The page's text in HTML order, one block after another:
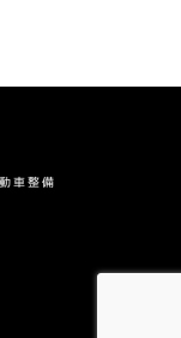
車整備